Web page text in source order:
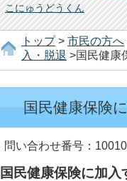
こにゅうどうくん
トップ> 市民の方へ
入・脱退 >国民健康
国民健康保険
問い合わせ番号：
国民健康保険に加入